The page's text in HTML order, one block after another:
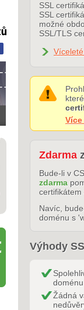
SSL
SSL
možné
SSL/TLS
Zdarma
Bude-li v
zdarma
certifikátem
Navíc,
doménu s
Výhody
Žádná